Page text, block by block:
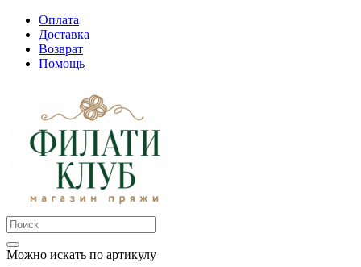
Оплата
Доставка
Возврат
Помощь
Можно искать по артикулу